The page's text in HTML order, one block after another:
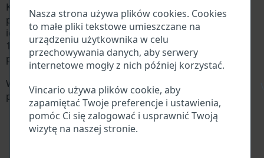
Nasza strona używa plików cookies. Cookies
to małe pliki tekstowe umieszczane na
urządzeniu użytkownika w celu
przechowywania danych, aby serwery
internetowe mogły z nich później korzystać.
Vincario używa plików cookie, aby
zapamiętać Twoje preferencje i ustawienia,
pomóc Ci się zalogować i usprawnić Twoją
wizytę na naszej stronie.
Każdy producent Mecalaca przypisuje każdemu
pojazdowi unikalny identyfikator zwany numerem
identyfikacyjnym pojazdu (VIN). Numer VIN składa się z
17 cyfr i składa się z liter i cyfr zawierających
podstawowe informacje o pojeździe.
Wszystkie bazy danych w branży motoryzacyjnej
przeszukują VIN:
Baza danych producenta Mecalaca
Baza danych importerów/eksporterów Mecalaca
Baza danych dealerów Mecalaca